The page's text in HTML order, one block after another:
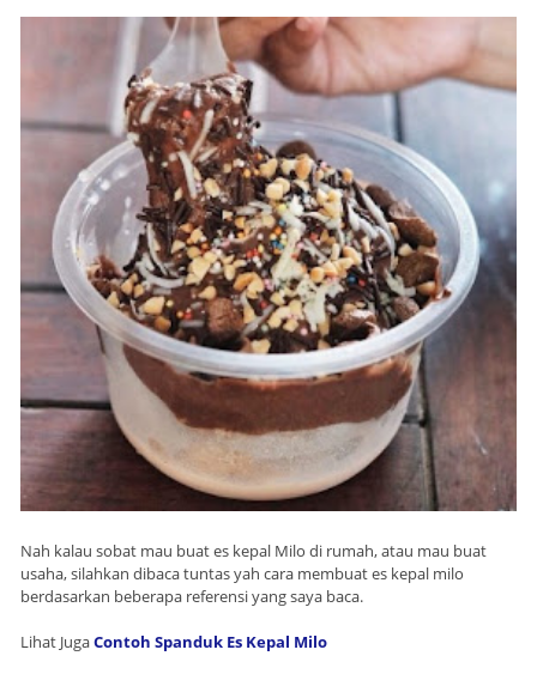
Nah kalau sobat mau buat es kepal Milo di rumah, atau mau buat
usaha, silahkan dibaca tuntas yah cara membuat es kepal milo
berdasarkan beberapa referensi yang saya baca.
Lihat JugaContoh Spanduk Es Kepal Milo